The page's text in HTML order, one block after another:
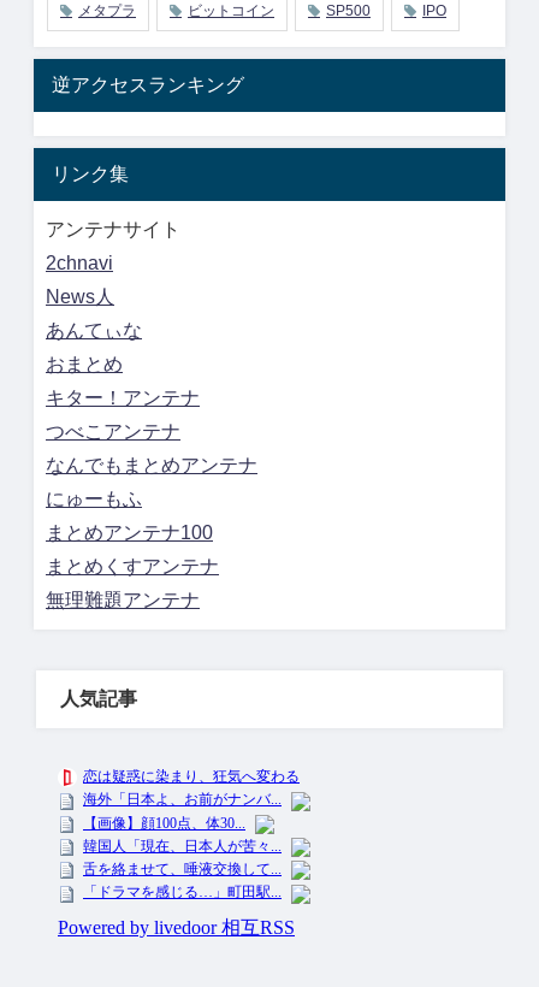
メタプラ ビットコイン SP500 IPO
逆アクセスランキング
リンク集
アンテナサイト
2chnavi
News人
あんてぃな
おまとめ
キター！アンテナ
つべこアンテナ
なんでもまとめアンテナ
にゅーもふ
まとめアンテナ100
まとめくすアンテナ
無理難題アンテナ
人気記事